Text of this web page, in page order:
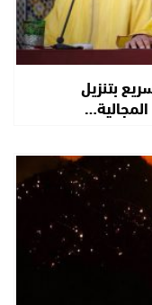
بتنزيل